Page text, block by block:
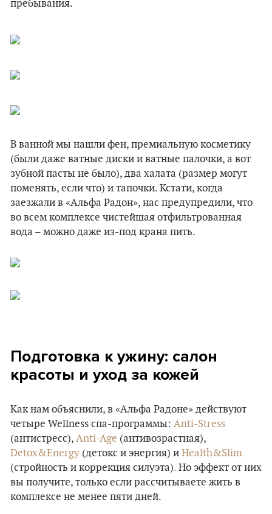
пребывания.
В ванной мы нашли фен, премиальную косметику
(были даже ватные диски и ватные палочки, а вот
зубной пасты не было), два халата (размер могут
поменять, если что) и тапочки. Кстати, когда
заезжали в «Альфа Радон», нас предупредили, что
во всем комплексе чистейшая отфильтрованная
вода – можно даже из-под крана пить.
Подготовка к ужину: салон
красоты и уход за кожей
Как нам объяснили, в «Альфа Радоне» действуют
четыре Wellness спа-программы: Anti-Stress
(антистресс), Anti-Age (антивозрастная),
Detox&Energy (детокс и энергия) и Health&Slim
(стройность и коррекция силуэта). Но эффект от них
вы получите, только если рассчитываете жить в
комплексе не менее пяти дней.